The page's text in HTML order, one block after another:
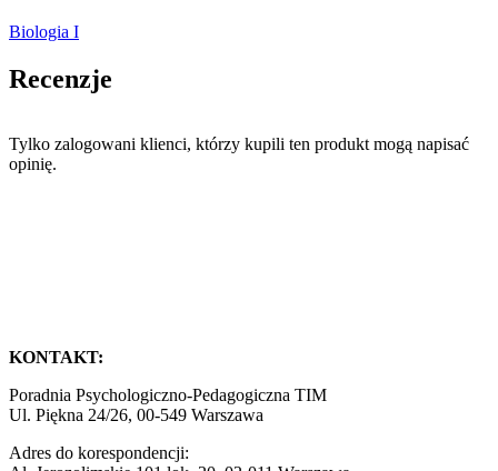
Biologia I
Recenzje
Tylko zalogowani klienci, którzy kupili ten produkt mogą napisać
opinię.
KONTAKT:
Poradnia Psychologiczno-Pedagogiczna TIM
Ul. Piękna 24/26, 00-549 Warszawa
Adres do korespondencji: